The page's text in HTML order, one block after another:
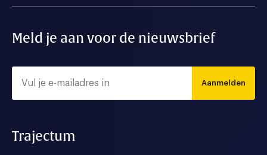
Meld je aan voor de nieuwsbrief
Aanmelden
Trajectum